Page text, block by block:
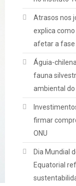
Atrasos nos
explica
afetar a fase
Águia-
fauna
ambiental
firmar
ONU
Dia Mundial
Equatorial